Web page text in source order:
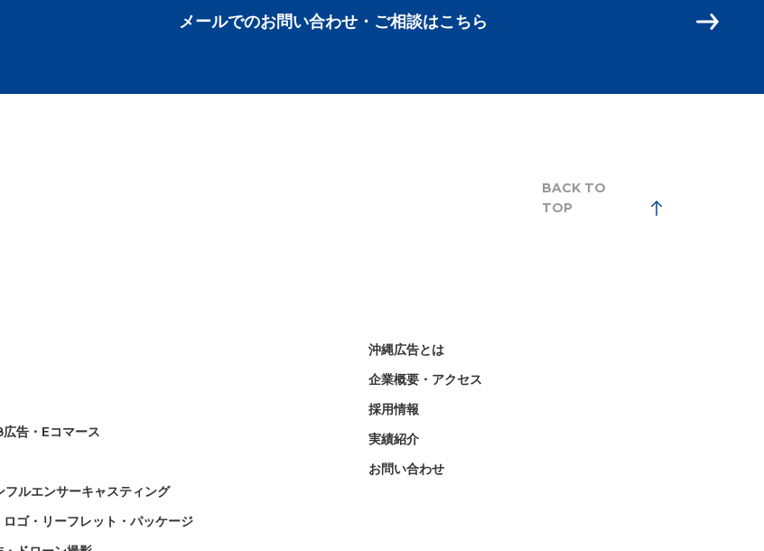
メールでのお問い合わせ・ご相談はこちら
BACK TO
TOP
告・Eコマース
ルエンサーキャスティング
ゴ・リーフレット・パッケージ
沖縄広告とは
企業概要・アクセス
採用情報
実績紹介
お問い合わせ